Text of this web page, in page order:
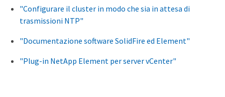
"Configurare il cluster in modo che sia in attesa di
trasmissioni NTP"
"Documentazione software SolidFire ed Element"
"Plug-in NetApp Element per server vCenter"